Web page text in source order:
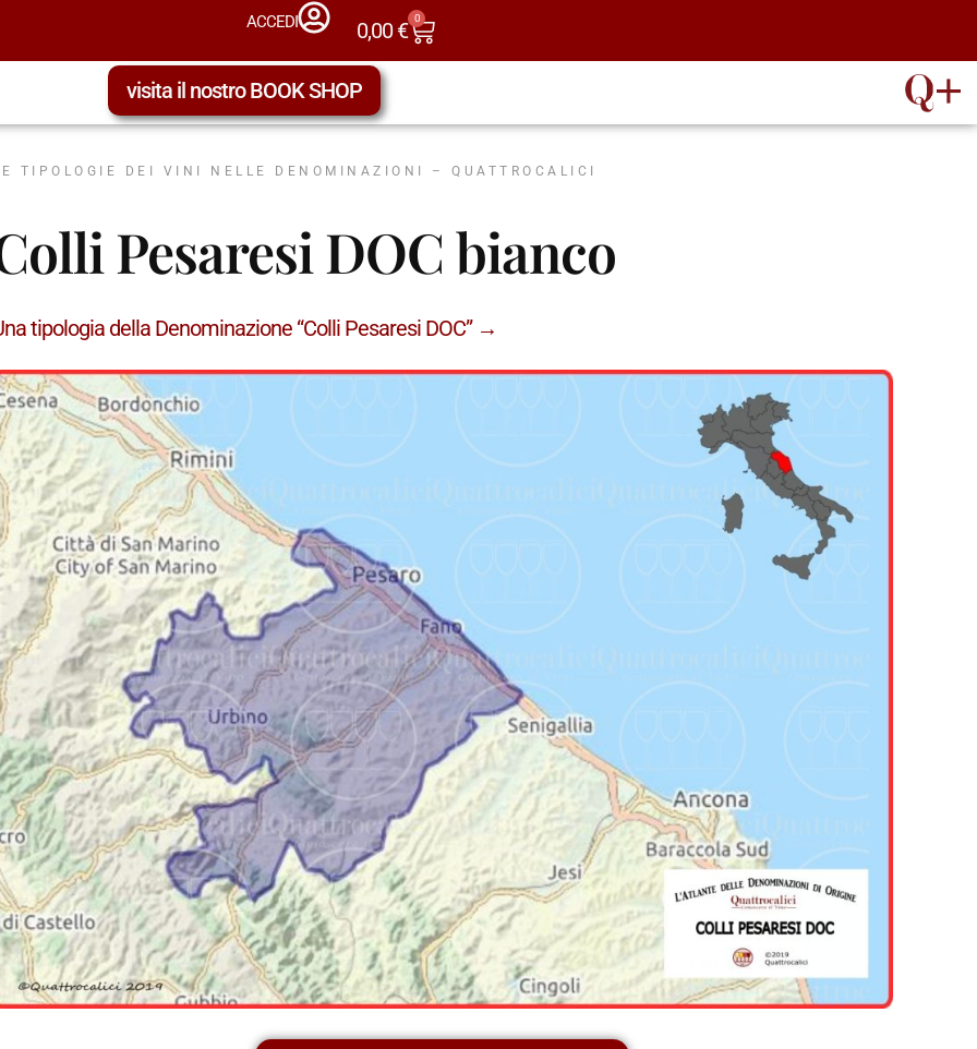
ACCEDI 0,00€ 0
visita il nostro BOOK SHOP
TIPOLOGIE DEI VINI NELLE DENOMINAZIONI – QUATTROCALICI
Pesaresi DOC bianco
tipologia della Denominazione “Colli Pesaresi DOC” →